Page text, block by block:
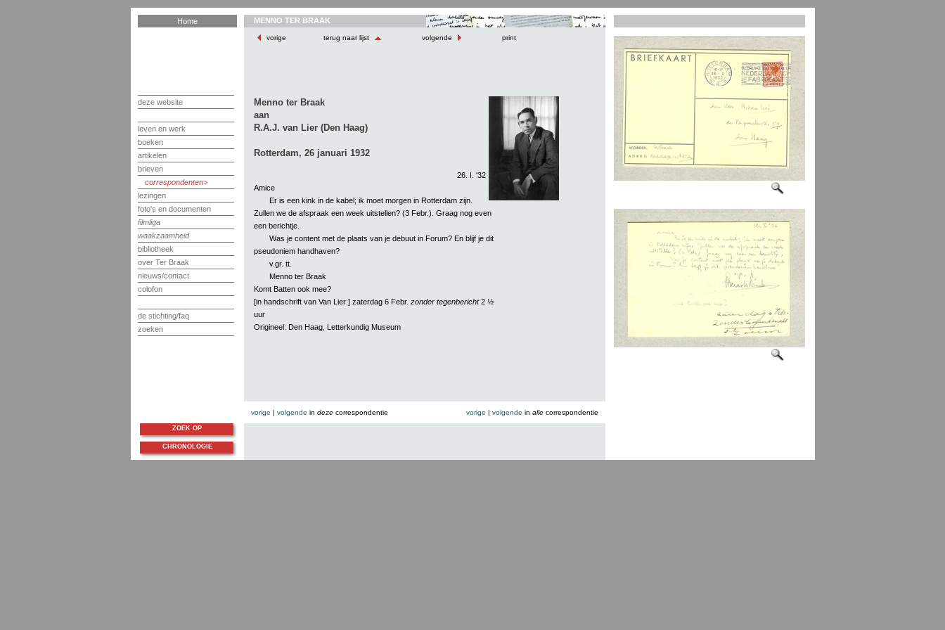
Home
deze website
leven en werk
boeken
artikelen
brieven
correspondenten
lezingen
foto's en documenten
filmliga
waakzaamheid
bibliotheek
over Ter Braak
nieuws/contact
colofon
de stichting/faq
zoeken
MENNO TER BRAAK
vorige terug naar lijst volgende print
Menno ter Braak
aan
R.A.J. van Lier (Den Haag)
Rotterdam, 26 januari 1932
26. I. '32
Amice
Er is een kink in de kabel; ik moet morgen in Rotterdam zijn.
Zullen we de afspraak een week uitstellen? (3 Febr.). Graag nog even
een berichtje.
Was je content met de plaats van je debuut in Forum? En blijf je dit
pseudoniem handhaven?
v.gr. tt.
Menno ter Braak
Komt Batten ook mee?
[in handschrift van Van Lier:] zaterdag 6 Febr. zonder tegenbericht2 ½
uur
Origineel: Den Haag, Letterkundig Museum
vorige | volgende in dezecorrespondentie vorige | volgende in allecorrespondentie
ZOEK OP
CHRONOLOGIE